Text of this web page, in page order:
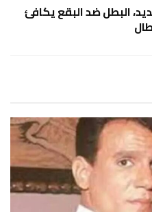
البطل ضد البقع يكافئ